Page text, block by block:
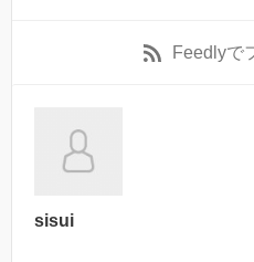
Feedlyで
sisui